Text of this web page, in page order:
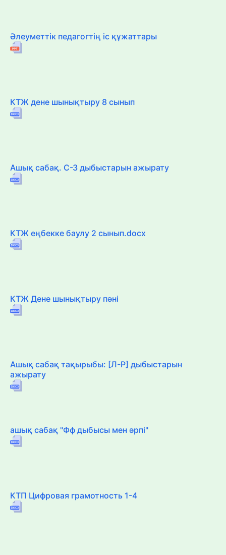
Әлеуметтік педагогтің іс құжаттары
КТЖ дене шынықтыру 8 сынып
Ашық сабақ. С-З дыбыстарын ажырату
КТЖ еңбекке баулу 2 сынып.docx
КТЖ Дене шынықтыру пәні
Ашық сабақ тақырыбы: [Л-Р] дыбыстарын
ажырату
ашық сабақ "Фф дыбысы мен әрпі"
КТП Цифровая грамотность 1-4